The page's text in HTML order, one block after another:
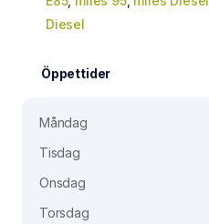
Diesel
Öppettider
Måndag
Tisdag
Onsdag
Torsdag